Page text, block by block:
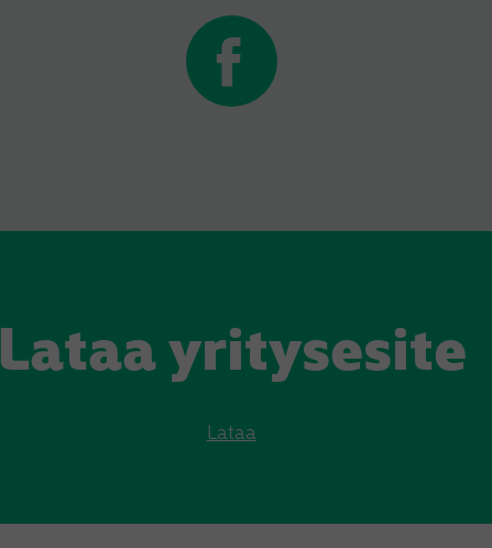
Lataa yritysesite
Lataa